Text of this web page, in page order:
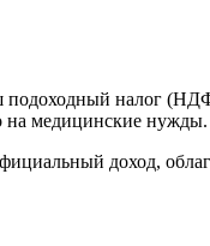
налог
на медицинские нужды.
доход,